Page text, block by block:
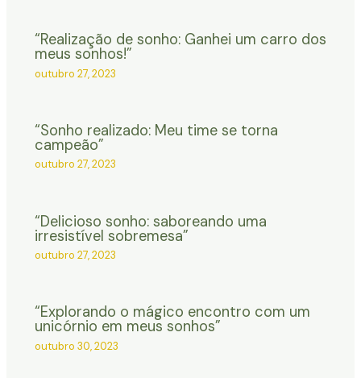
“Realização de sonho: Ganhei um carro dos
meus sonhos!”
outubro 27, 2023
“Sonho realizado: Meu time se torna
campeão”
outubro 27, 2023
“Delicioso sonho: saboreando uma
irresistível sobremesa”
outubro 27, 2023
“Explorando o mágico encontro com um
unicórnio em meus sonhos”
outubro 30, 2023